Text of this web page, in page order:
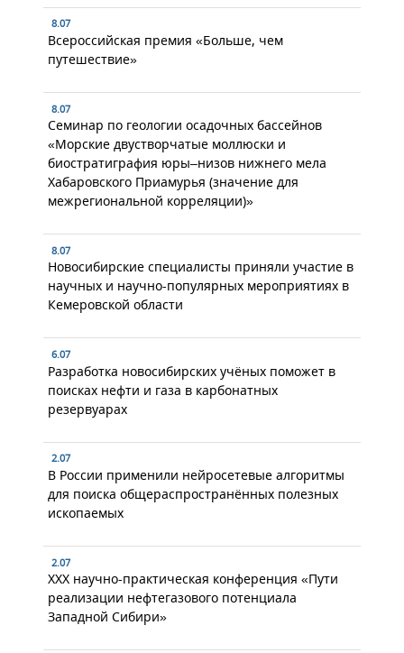
8.07
Всероссийская премия «Больше, чем
путешествие»
8.07
Семинар по геологии осадочных бассейнов
«Морские двустворчатые моллюски и
биостратиграфия юры–низов нижнего мела
Хабаровского Приамурья (значение для
межрегиональной корреляции)»
8.07
Новосибирские специалисты приняли участие в
научных и научно-популярных мероприятиях в
Кемеровской области
6.07
Разработка новосибирских учёных поможет в
поисках нефти и газа в карбонатных
резервуарах
2.07
В России применили нейросетевые алгоритмы
для поиска общераспространённых полезных
ископаемых
2.07
XXX научно-практическая конференция «Пути
реализации нефтегазового потенциала
Западной Сибири»